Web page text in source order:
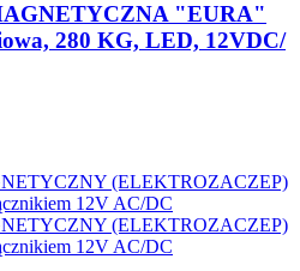
"EURA"
280 KG, LED, 12VDC/